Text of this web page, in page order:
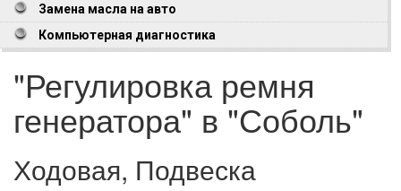
Замена масла на авто
Компьютерная диагностика
"Регулировка ремня
генератора" в "Соболь"
Ходовая, Подвеска